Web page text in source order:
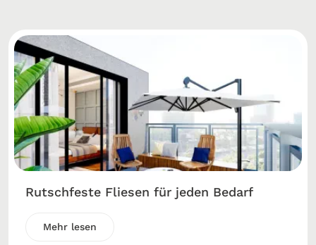
Rutschfeste Fliesen für jeden Bedarf
Mehr lesen